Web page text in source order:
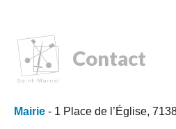
Contact
Mairie - 1 Place de l’Église,